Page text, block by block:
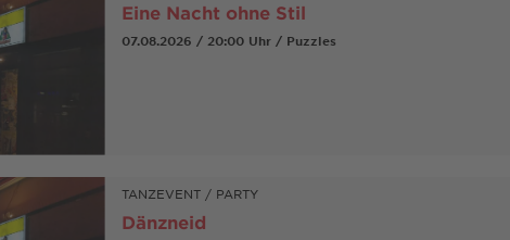
Eine Nacht ohne Stil
07.08.2026 / 20:00 Uhr / Puzzles
TANZEVENT / PARTY
Dänzneid